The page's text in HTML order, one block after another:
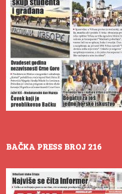
BAČKA PRESS BROJ 216